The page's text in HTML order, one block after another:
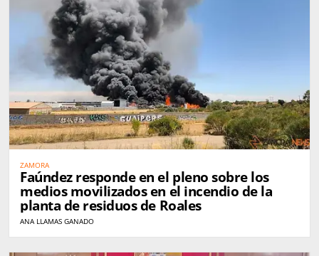
ZAMORA
Faúndez responde en el pleno sobre los
medios movilizados en el incendio de la
planta de residuos de Roales
ANA LLAMAS GANADO